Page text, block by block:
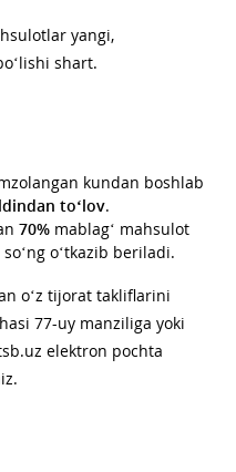
yangi,
shart.
kundan boshlab
to‘lov.
70% mablag‘ mahsulot
o‘tkazib beriladi.
o‘z tijorat takliflarini
77-uy manziliga yoki
elektron pochta